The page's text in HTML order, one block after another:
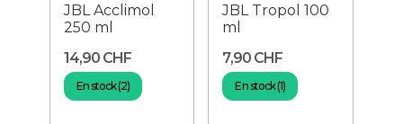
JBL Acclimol
250 ml
14,90 CHF
En stock (2)
JBL Tropol 100
ml
7,90 CHF
En stock (1)